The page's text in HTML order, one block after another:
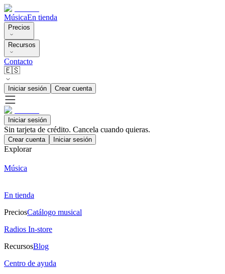
MúsicaEn tienda
Precios
Recursos
Contacto
🇪🇸
Iniciar sesión Crear cuenta
Iniciar sesión
Sin tarjeta de crédito. Cancela cuando quieras.
Crear cuenta Iniciar sesión
Explorar
Música
En tienda
PreciosCatálogo musical
Radios In-store
RecursosBlog
Centro de ayuda